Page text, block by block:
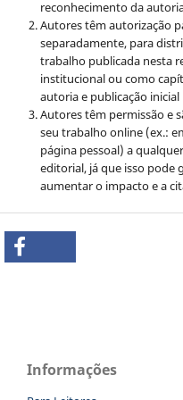
reconhecimento da
Autores têm autorização
separadamente, para
trabalho publicada nesta
institucional ou como
autoria e publicação
Autores têm permissão e
seu trabalho online (ex.:
página pessoal) a
editorial, já que isso pode
aumentar o impacto e a
Informações